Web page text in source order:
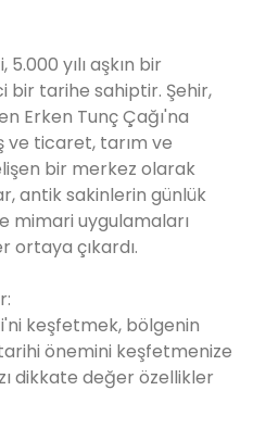
yılı aşkın bir
bir tarihe sahiptir. Şehir,
Erken Tunç Çağı'na
ve ticaret, tarım ve
bir merkez olarak
antik sakinlerin günlük
mimari uygulamaları
ortaya çıkardı.
keşfetmek, bölgenin
önemini keşfetmenize
dikkate değer özellikler